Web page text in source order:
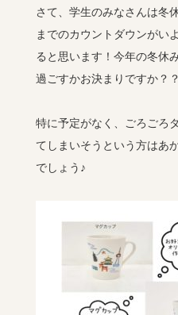
さて、学生のみなさんは冬
までのカウントダウンがい
ると思います！今年の冬休
過ごすかお決まりですか？？
特に予定がなく、ごろごろ
てしまいそうという方はあ
でしょう♪